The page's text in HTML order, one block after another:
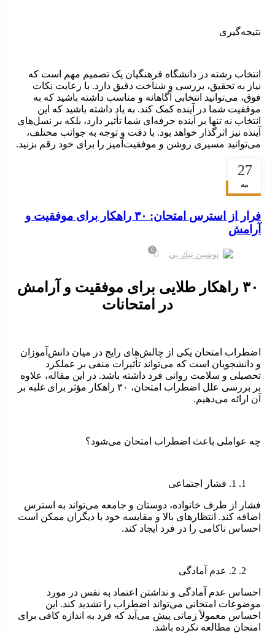
نتیجه‌گیری
انتخاب رشته در دانشگاه فرهنگیان یک تصمیم مهم است که
نیاز به تحقیق، بررسی و شناخت دقیق دارد. با رعایت نکات
فوق، می‌توانید انتخابی آگاهانه و مناسب داشته باشید که به
موفقیت شما در آینده کمک کند. به یاد داشته باشید که این
انتخاب نه تنها بر آینده حرفه‌ای شما تأثیر دارد، بلکه بر نسل‌های
آینده نیز اثرگذار خواهد بود. با دقت و توجه به جوانب مختلف،
می‌توانید مسیری روشن و موفقیت‌آمیز را برای خود رقم بزنید.
27
مه
عمومی
فرار از استرس امتحان: ۳۰ راهکار برای موفقیت و
آرامش
نوشين نيك پي 0
۳۰ راهکار طلایی برای موفقیت و آرامش
در امتحانات
اضطراب امتحان یکی از چالش‌های رایج در میان دانش‌آموزان
و دانشجویان است که می‌تواند تأثیرات منفی بر عملکرد
تحصیلی و سلامت روانی فرد داشته باشد. در این مقاله، علاوه
بر بررسی علل اضطراب امتحان، ۳۰ راهکار مؤثر برای غلبه بر
آن ارائه می‌دهیم.
چه عواملی باعث اضطراب امتحان می‌شود؟
1. فشار اجتماعی
فشار از طرف خانواده، دوستان و جامعه می‌تواند به استرس
اضافه کند. انتظارهای بالا و مقایسه خود با دیگران ممکن است
احساس ناکامی را در فرد ایجاد کند.
2. عدم آمادگی
احساس عدم آمادگی و نداشتن اعتماد به نفس در مورد
موضوعات امتحانی می‌تواند اضطراب را تشدید کند. این
احساس معمولاً زمانی پیش می‌آید که فرد به اندازه کافی برای
امتحان مطالعه نکرده باشد.